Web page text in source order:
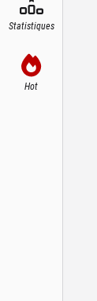
Statistiques
Hot